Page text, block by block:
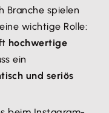
Branche spielen
wichtige Rolle:
hochwertige
ein
und seriös